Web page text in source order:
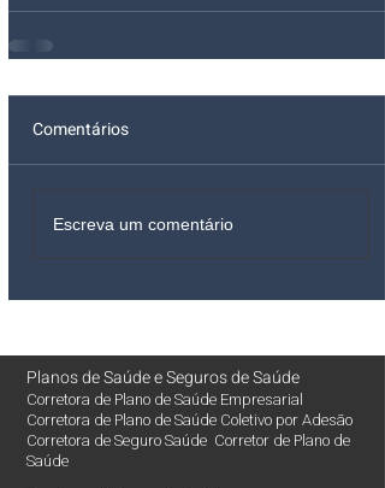
Comentários
Escreva um comentário
Planos de SaúdeeSeguros de Saúde
Corretora de Plano de Saúde Empresarial
Corretora de Plano de Saúde Coletivo por Adesão
Corretora de Seguro Saúde Corretor de Plano de
Saúde